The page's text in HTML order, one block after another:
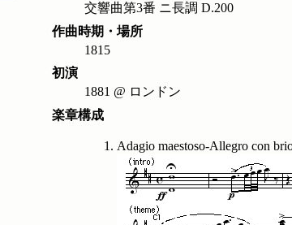
交響曲第3番 ニ長調 D.200
作曲時期・場所
1815
初演
1881 @ ロンドン
楽章構成
Adagio maestoso-Allegro con